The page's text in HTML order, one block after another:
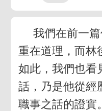
我們在前一
重在道理，而林
如此，我們也看
話，乃是他從經
職事之話的證實